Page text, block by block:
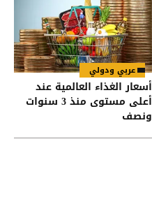
عربي ودولي
أسعار الغذاء العالمية عند
أعلى مستوى منذ 3 سنوات
ونصف